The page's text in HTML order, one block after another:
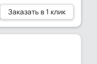
Заказать в 1 клик